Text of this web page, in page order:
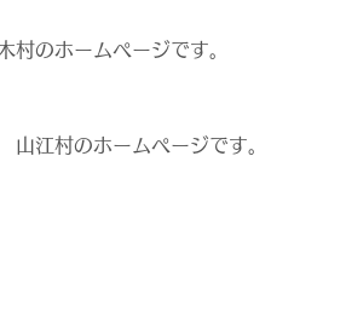
村のホームページです。
江村のホームページです。